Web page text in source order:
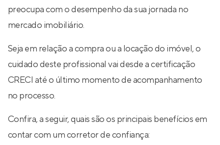
preocupa com o desempenho da sua jornada no
mercado imobiliário.
Seja em relação a compra ou a locação do imóvel, o
cuidado deste profissional vai desde a certificação
CRECI até o último momento de acompanhamento
no processo.
Confira, a seguir, quais são os principais benefícios em
contar com um corretor de confiança: